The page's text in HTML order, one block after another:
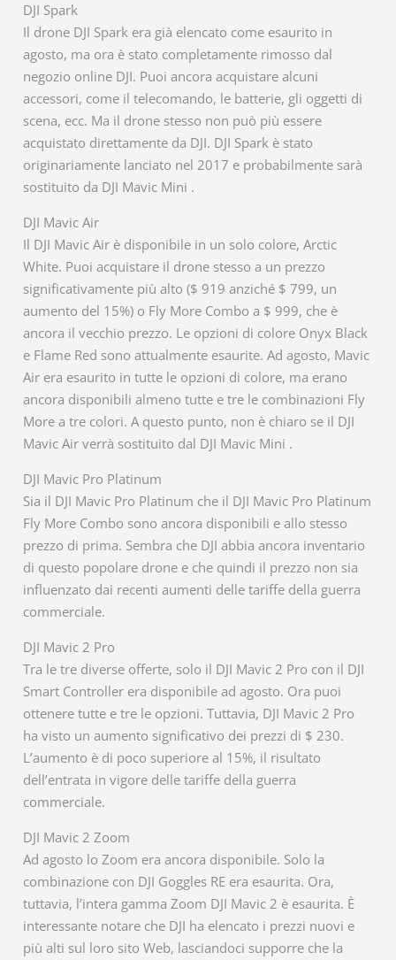
DJI Spark
Il drone DJI Spark era già elencato come esaurito in
agosto, ma ora è stato completamente rimosso dal
negozio online DJI. Puoi ancora acquistare alcuni
accessori, come il telecomando, le batterie, gli oggetti di
scena, ecc. Ma il drone stesso non può più essere
acquistato direttamente da DJI. DJI Spark è stato
originariamente lanciato nel 2017 e probabilmente sarà
sostituito da DJI Mavic Mini .
DJI Mavic Air
Il DJI Mavic Air è disponibile in un solo colore, Arctic
White. Puoi acquistare il drone stesso a un prezzo
significativamente più alto ($ 919 anziché $ 799, un
aumento del 15%) o Fly More Combo a $ 999, che è
ancora il vecchio prezzo. Le opzioni di colore Onyx Black
e Flame Red sono attualmente esaurite. Ad agosto, Mavic
Air era esaurito in tutte le opzioni di colore, ma erano
ancora disponibili almeno tutte e tre le combinazioni Fly
More a tre colori. A questo punto, non è chiaro se il DJI
Mavic Air verrà sostituito dal DJI Mavic Mini .
DJI Mavic Pro Platinum
Sia il DJI Mavic Pro Platinum che il DJI Mavic Pro Platinum
Fly More Combo sono ancora disponibili e allo stesso
prezzo di prima. Sembra che DJI abbia ancora inventario
di questo popolare drone e che quindi il prezzo non sia
influenzato dai recenti aumenti delle tariffe della guerra
commerciale.
DJI Mavic 2 Pro
Tra le tre diverse offerte, solo il DJI Mavic 2 Pro con il DJI
Smart Controller era disponibile ad agosto. Ora puoi
ottenere tutte e tre le opzioni. Tuttavia, DJI Mavic 2 Pro
ha visto un aumento significativo dei prezzi di $ 230.
L’aumento è di poco superiore al 15%, il risultato
dell’entrata in vigore delle tariffe della guerra
commerciale.
DJI Mavic 2 Zoom
Ad agosto lo Zoom era ancora disponibile. Solo la
combinazione con DJI Goggles RE era esaurita. Ora,
tuttavia, l’intera gamma Zoom DJI Mavic 2 è esaurita. È
interessante notare che DJI ha elencato i prezzi nuovi e
più alti sul loro sito Web, lasciandoci supporre che la